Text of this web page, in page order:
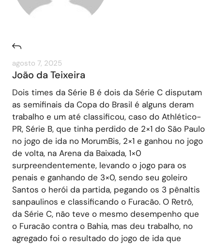
agosto 7, 2025
João da Teixeira
Dois times da Série B é dois da Série C disputam
as semifinais da Copa do Brasil é alguns deram
trabalho e um até classificou, caso do Athlético-
PR, Série B, que tinha perdido de 2×1 do São Paulo
no jogo de ida no MorumBis, 2×1 e ganhou no jogo
de volta, na Arena da Baixada, 1×0
surpreendentemente, levando o jogo para os
penais e ganhando de 3×0, sendo seu goleiro
Santos o herói da partida, pegando os 3 pênaltis
sanpaulinos e classificando o Furacão. O Retrô,
da Série C, não teve o mesmo desempenho que
o Furacão contra o Bahia, mas deu trabalho, no
agregado foi o resultado do jogo de ida que